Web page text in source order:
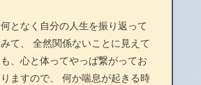
何となく自分の人生を振り返って
みて、 全然関係ないことに見えて
も、心と体ってやっぱ繋がってお
りますので、 何か喘息が起きる時